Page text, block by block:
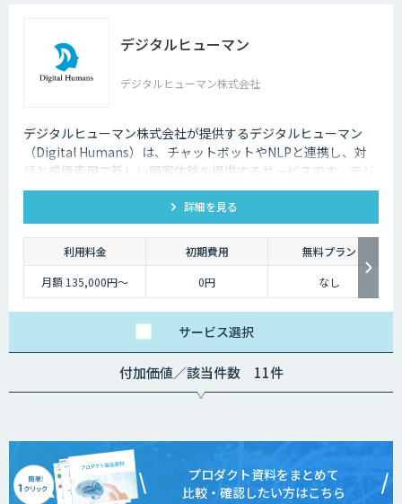
デジタルヒューマン
デジタルヒューマン株式会社
デジタルヒューマン株式会社が提供するデジタルヒューマン
（Digital Humans）は、チャットボットやNLPと連携し、対
話と感情表現で新しい顧客体験を提供するサービスです。デジ
タル従業員として、直感的で、インパクトがあり、競争力があ
るサービス創造と顧客体験が提供できます。
詳細を見る
利用料金 初期費用
無料プラン
月額 135,000円〜
0円 なし
サービス選択
付加価値／該当件数 11件
プロダクト資料をまとめて
比較・確認したい方はこちら